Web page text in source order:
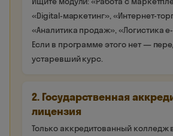
«Digital-маркетинг», «Интернет-
«Аналитика продаж», «Логистика
Если в программе этого нет —
устаревший курс.
2. Государственная
лицензия
Только аккредитованный колледж